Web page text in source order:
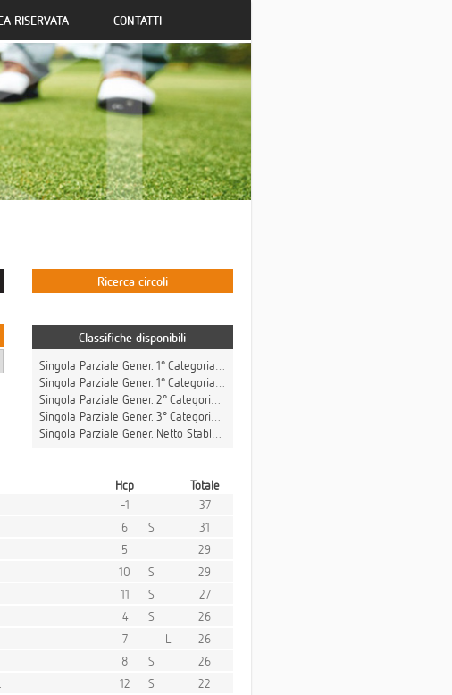
RISERVATA CONTATTI
Ricerca circoli
Classifiche disponibili
Singola Parziale Gener. 1° Categoria Netto Stableford
Singola Parziale Gener. 2° Categoria Netto Stableford
Singola Parziale Gener. 3° Categoria Netto Stableford
Singola Parziale Gener. Netto Stableford
Hcp
Totale
-1
37
6 S
31
5
29
10 S
29
11 S
27
4 S
26
7 L
26
8 S
26
12 S
22